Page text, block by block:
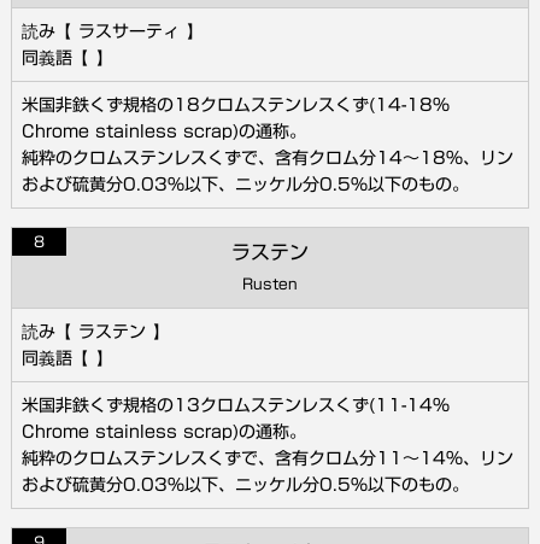
ラスサーティ
米国非鉄くず規格の18クロムステンレスくず(14-18%
Chrome stainless scrap)の通称。
純粋のクロムステンレスくずで、含有クロム分14～18％、リン
および硫黄分0.03％以下、ニッケル分0.5％以下のもの。
8
ラステン
Rusten
ラステン
米国非鉄くず規格の13クロムステンレスくず(11-14%
Chrome stainless scrap)の通称。
純粋のクロムステンレスくずで、含有クロム分11～14％、リン
および硫黄分0.03％以下、ニッケル分0.5％以下のもの。